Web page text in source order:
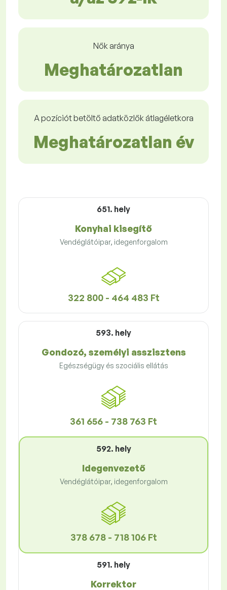
Nők aránya
Meghatározatlan
A pozíciót betöltő adatközlők átlagéletkora
Meghatározatlan év
651. hely
Konyhai kisegítő
Vendéglátóipar, idegenforgalom
322 800 - 464 483 Ft
593. hely
Gondozó, személyi asszisztens
Egészségügy és szociális ellátás
361 656 - 738 763 Ft
592. hely
Idegenvezető
Vendéglátóipar, idegenforgalom
378 678 - 718 106 Ft
591. hely
Korrektor